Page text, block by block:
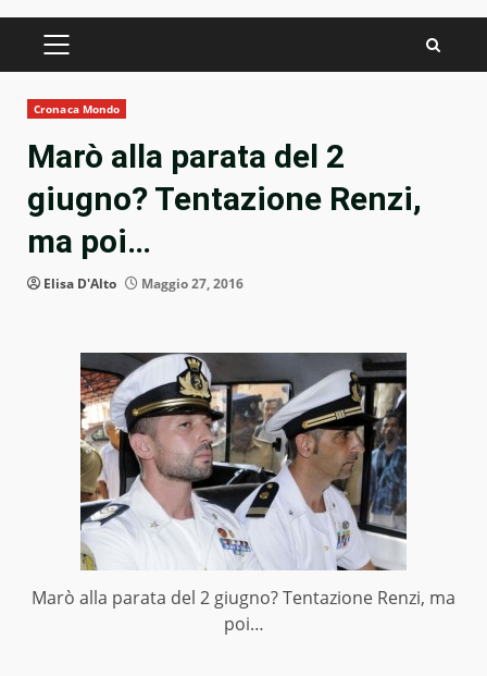
PRIMARY
Cronaca Mondo
Marò alla parata del 2
giugno? Tentazione Renzi,
ma poi…
Elisa D'Alto Maggio 27, 2016
Marò alla parata del 2 giugno? Tentazione Renzi, ma
poi…